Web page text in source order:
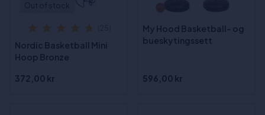
Nordic Basketball Mini
Hoop Bronze
372,00 kr
My Hood Basketball- og
bueskytingssett
596,00 kr